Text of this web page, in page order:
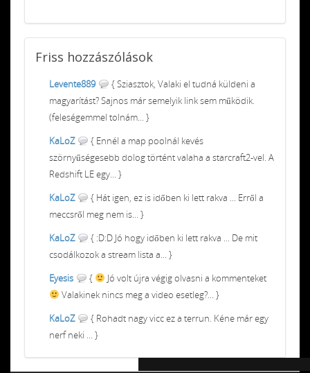
Friss hozzászólások
Levente889
{ Sziasztok, Valaki el tudná küldeni a
magyarítást? Sajnos már semelyik link sem működik.
(feleségemmel tolnám... }
KaLoZ
{ Ennél a map poolnál kevés
szörnyűségesebb dolog történt valaha a starcraft2-vel. A
Redshift LE egy... }
KaLoZ
{ Hát igen, ez is időben ki lett rakva ... Erről a
meccsről meg nem is... }
KaLoZ
{ :D:D Jó hogy időben ki lett rakva ... De mit
csodálkozok a stream lista a... }
Eyesis
{
Jó volt újra végig olvasni a kommenteket
Valakinek nincs meg a video esetleg?... }
KaLoZ
{ Rohadt nagy vicc ez a terrun. Kéne már egy
nerf neki ... }